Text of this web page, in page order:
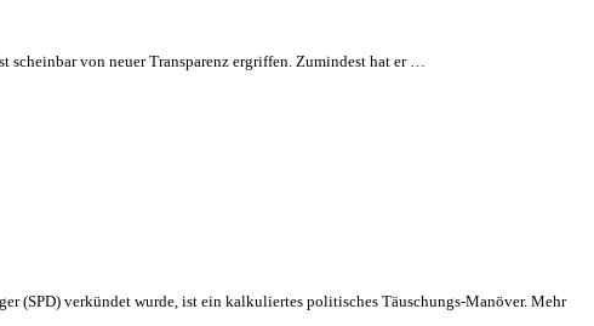
von neuer Transparenz ergriffen. Zumindest hat er …
(SPD) verkündet wurde, ist ein kalkuliertes politisches Täuschungs-Manöver. Mehr